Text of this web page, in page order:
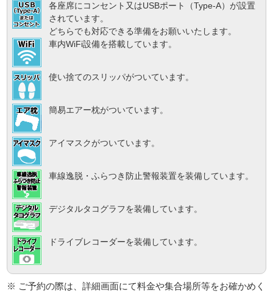
各座席にコンセント又はUSBポート（Type-A）が設置
されています。
どちらでも対応できる準備をお願いいたします。
車内WiFi設備を搭載しています。
使い捨てのスリッパがついています。
簡易エアー枕がついています。
アイマスクがついています。
車線逸脱・ふらつき防止警報装置を装備しています。
デジタルタコグラフを装備しています。
ドライブレコーダーを装備しています。
※ ご予約の際は、詳細画面にて料金や集合場所等をお確かめく